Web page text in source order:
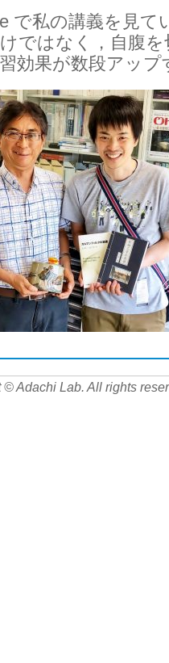
で私の講義を見
ではなく，自腹
効果が数段アッ
© Adachi Lab. All rights